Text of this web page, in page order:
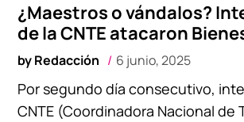
¿Maestros o vándalos?
de la CNTE atacaron
byRedacción 6 junio, 2025
Por segundo día consecutivo,
CNTE (Coordinadora Nacional de